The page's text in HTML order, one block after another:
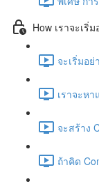
How เราจะเริ่ม
จะเริ่มอย่
เราจะห
จะสร้าง
ถ้าคิด